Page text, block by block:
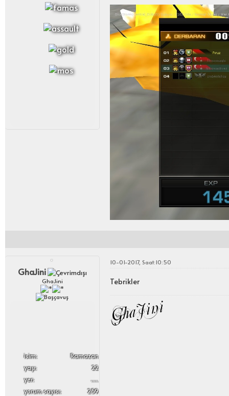
GhaJini
GhaJini
i̇sim:
Ramazan
yaşı:
22
yer:
.....
yorum sayısı:
259
10-01-2017, Saat:10:50
Tebrikler